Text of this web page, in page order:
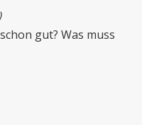
gut? Was muss